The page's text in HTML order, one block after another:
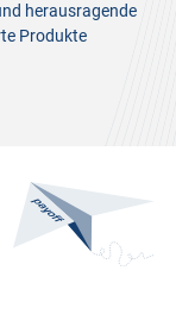
herausragende
Produkte